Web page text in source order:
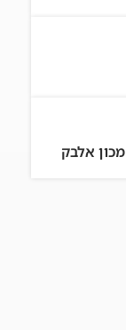
אלבק